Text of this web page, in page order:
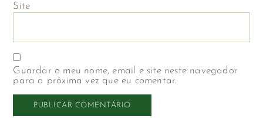
Site
Guardar o meu nome, email e site neste navegador
para a próxima vez que eu comentar.